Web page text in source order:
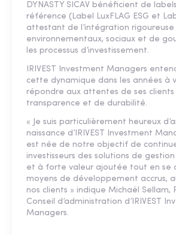
DYNASTY SICAV bénéficient de
référence (Label LuxFLAG ESG et
attestant de l’intégration rigoureuse
environnementaux, sociaux et de
les processus d’investissement.
IRIVEST Investment Managers
cette dynamique dans les années à
répondre aux attentes de ses
transparence et de durabilité.
« Je suis particulièrement heureux
naissance d’IRIVEST Investment
est née de notre objectif de
investisseurs des solutions de
et à forte valeur ajoutée tout en se
moyens de développement accrus,
nos clients » indique Michaël Sellam,
Conseil d’administration d’IRIVEST
Managers.